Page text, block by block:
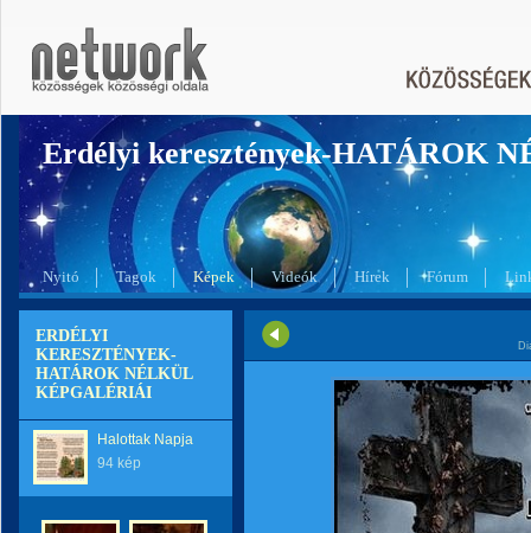
Erdélyi keresztények-HATÁROK
Nyitó Tagok Képek Videók Hírek Fórum
ERDÉLYI
KERESZTÉNYEK-
HATÁROK NÉLKÜL
KÉPGALÉRIÁI
Halottak Napja
94 kép